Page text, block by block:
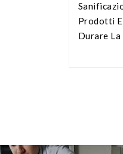
Prodotti
Durare La